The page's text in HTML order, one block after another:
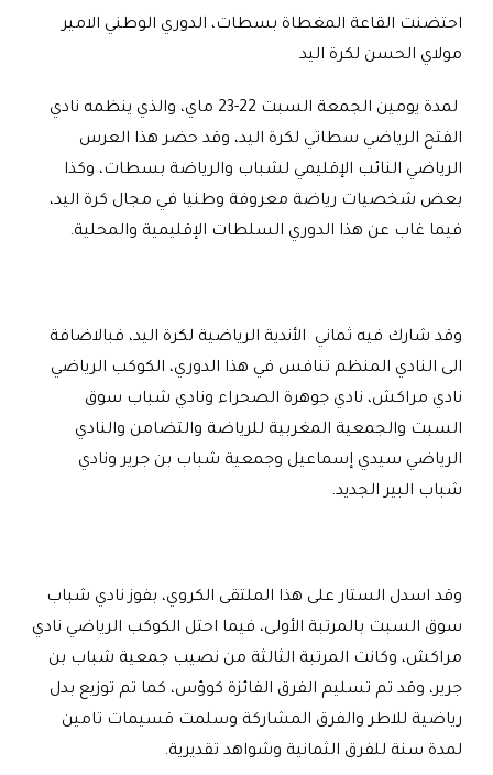
احتضنت القاعة المغطاة بسطات، الدوري الوطني الامير
مولاي الحسن لكرة اليد
لمدة يومين الجمعة السبت 22-23 ماي، والذي ينظمه نادي
الفتح الرياضي سطاتي لكرة اليد، وقد حضر هذا العرس
الرياضي النائب الإقليمي لشباب والرياضة بسطات، وكذا
بعض شخصيات رياضة معروفة وطنيا في مجال كرة اليد،
فيما غاب عن هذا الدوري السلطات الإقليمية والمحلية.
وقد شارك فيه ثماني الأندية الرياضية لكرة اليد، فبالاضافة
الى النادي المنظم تنافس في هذا الدوري، الكوكب الرياضي
نادي مراكش، نادي جوهرة الصحراء ونادي شباب سوق
السبت والجمعية المغربية للرياضة والتضامن والنادي
الرياضي سيدي إسماعيل وجمعية شباب بن جرير ونادي
شباب البير الجديد.
وقد اسدل الستار على هذا الملتقى الكروي، بفوز نادي شباب
سوق السبت بالمرتبة الأولى، فيما احتل الكوكب الرياضي نادي
مراكش، وكانت المرتبة الثالثة من نصيب جمعية شباب بن
جرير، وقد تم تسليم الفرق الفائزة كوؤس، كما تم توزيع بدل
رياضية للاطر والفرق المشاركة وسلمت قسيمات تامين
لمدة سنة للفرق الثمانية وشواهد تقديرية.